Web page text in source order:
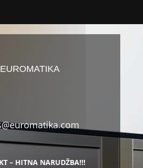
EUROMATIKA
– HITNA NARUDŽBA!!!